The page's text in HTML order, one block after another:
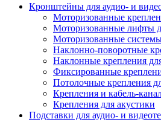
Кронштейны для аудио- и
Моторизованные
Моторизованные лифты
Моторизованные
Наклонно-поворотные
Наклонные крепления
Фиксированные
Потолочные крепления
Крепления и кабель-
Крепления для акустики
Подставки для аудио- и